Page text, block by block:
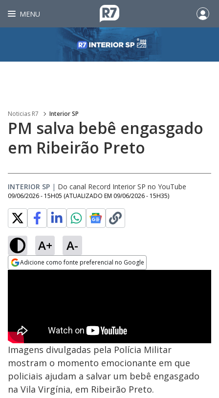
MENU
Noticias R7 Interior SP
PM salva bebê engasgado
em Ribeirão Preto
INTERIOR SP | Do canal Record Interior SP no YouTube
09/06/2026 - 15H05 (ATUALIZADO EM 09/06/2026 - 15H35)
A+ A-
Adicione como fonte preferencial no Google
Imagens divulgadas pela Polícia Militar
mostram o momento emocionante em que
policiais ajudam a salvar um bebê engasgado
na Vila Virgínia, em Ribeirão Preto.